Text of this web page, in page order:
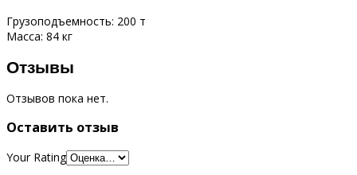
Грузоподъемность: 200 т
Масса: 84 кг
Отзывы
Отзывов пока нет.
Оставить отзыв
Your Rating